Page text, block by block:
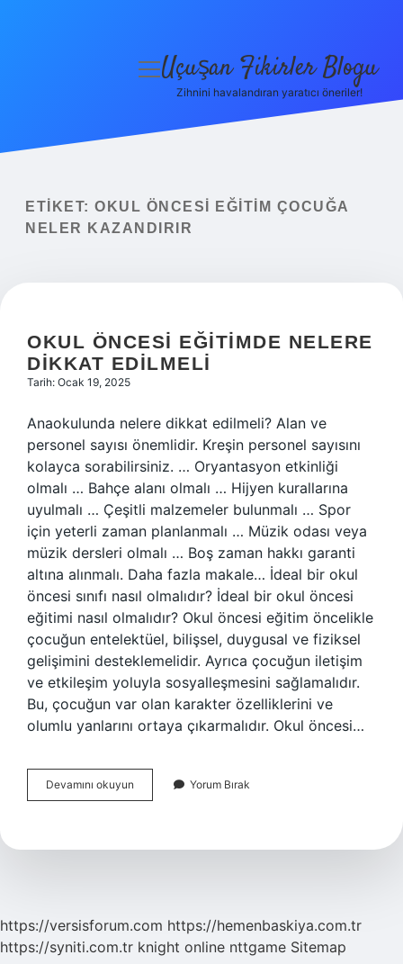
Yasal Uyarı
menüyü
Uçuşan Fikirler Blogu
Zihnini havalandıran yaratıcı öneriler!
ETIKET: OKUL ÖNCESI EĞITIM ÇOCUĞA
NELER KAZANDIRIR
OKUL ÖNCESI EĞITIMDE NELERE
DIKKAT EDILMELI
Tarih: Ocak 19, 2025
Anaokulunda nelere dikkat edilmeli? Alan ve
personel sayısı önemlidir. Kreşin personel sayısını
kolayca sorabilirsiniz. … Oryantasyon etkinliği
olmalı … Bahçe alanı olmalı … Hijyen kurallarına
uyulmalı … Çeşitli malzemeler bulunmalı … Spor
için yeterli zaman planlanmalı … Müzik odası veya
müzik dersleri olmalı … Boş zaman hakkı garanti
altına alınmalı. Daha fazla makale… İdeal bir okul
öncesi sınıfı nasıl olmalıdır? İdeal bir okul öncesi
eğitimi nasıl olmalıdır? Okul öncesi eğitim öncelikle
çocuğun entelektüel, bilişsel, duygusal ve fiziksel
gelişimini desteklemelidir. Ayrıca çocuğun iletişim
ve etkileşim yoluyla sosyalleşmesini sağlamalıdır.
Bu, çocuğun var olan karakter özelliklerini ve
olumlu yanlarını ortaya çıkarmalıdır. Okul öncesi…
Devamını okuyun
Öncesi
Dikkat
Yorum Bırak
https://versisforum.com https://hemenbaskiya.com.tr
https://syniti.com.tr knight online nttgame Sitemap